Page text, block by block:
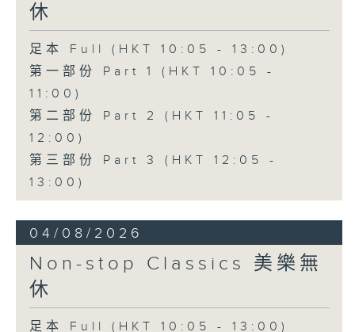
休
足本 Full (HKT 10:05 - 13:00)
第一部份 Part 1 (HKT 10:05 -
11:00)
第二部份 Part 2 (HKT 11:05 -
12:00)
第三部份 Part 3 (HKT 12:05 -
13:00)
04/08/2026
Non-stop Classics 美樂無
休
足本 Full (HKT 10:05 - 13:00)